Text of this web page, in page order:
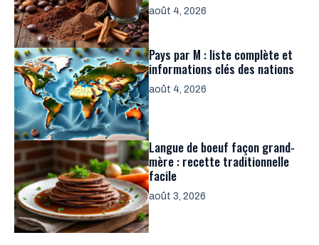
août 4, 2026
Pays par M : liste complète et
informations clés des nations
août 4, 2026
Langue de boeuf façon grand-
mère : recette traditionnelle
facile
août 3, 2026